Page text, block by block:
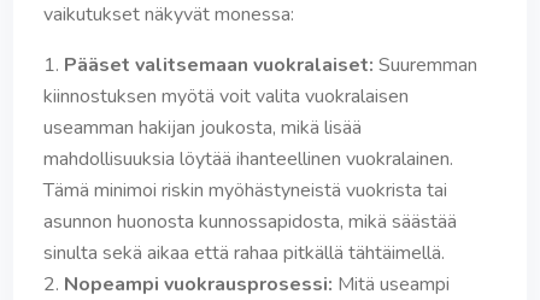
vaikutukset näkyvät monessa:
Pääset valitsemaan vuokralaiset: Suuremman
kiinnostuksen myötä voit valita vuokralaisen
useamman hakijan joukosta, mikä lisää
mahdollisuuksia löytää ihanteellinen vuokralainen.
Tämä minimoi riskin myöhästyneistä vuokrista tai
asunnon huonosta kunnossapidosta, mikä säästää
sinulta sekä aikaa että rahaa pitkällä tähtäimellä.
Nopeampi vuokrausprosessi: Mitä useampi